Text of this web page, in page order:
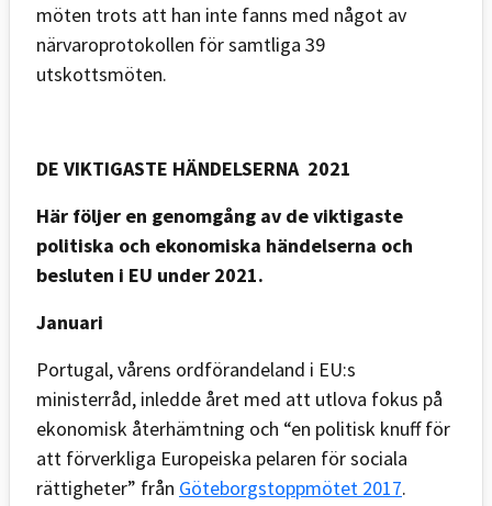
möten trots att han inte fanns med något av
närvaroprotokollen för samtliga 39
utskottsmöten.
DE VIKTIGASTE HÄNDELSERNA 2021
Här följer en genomgång av de viktigaste
politiska och ekonomiska händelserna och
besluten i EU under 2021.
Januari
Portugal, vårens ordförandeland i EU:s
ministerråd, inledde året med att utlova fokus på
ekonomisk återhämtning och “en politisk knuff för
att förverkliga Europeiska pelaren för sociala
rättigheter” från Göteborgstoppmötet 2017.